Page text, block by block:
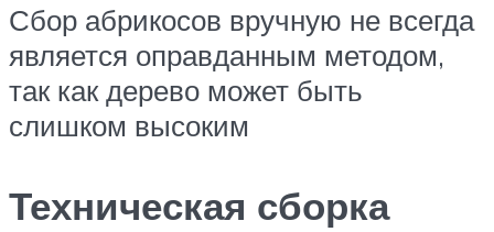
Сбор абрикосов вручную не всегда
является оправданным методом,
так как дерево может быть
слишком высоким
Техническая сборка